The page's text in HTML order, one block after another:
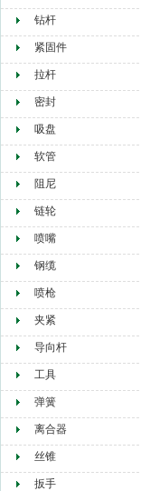
钻杆
紧固件
拉杆
密封
吸盘
软管
阻尼
链轮
喷嘴
钢缆
喷枪
夹紧
导向杆
工具
弹簧
离合器
丝锥
扳手